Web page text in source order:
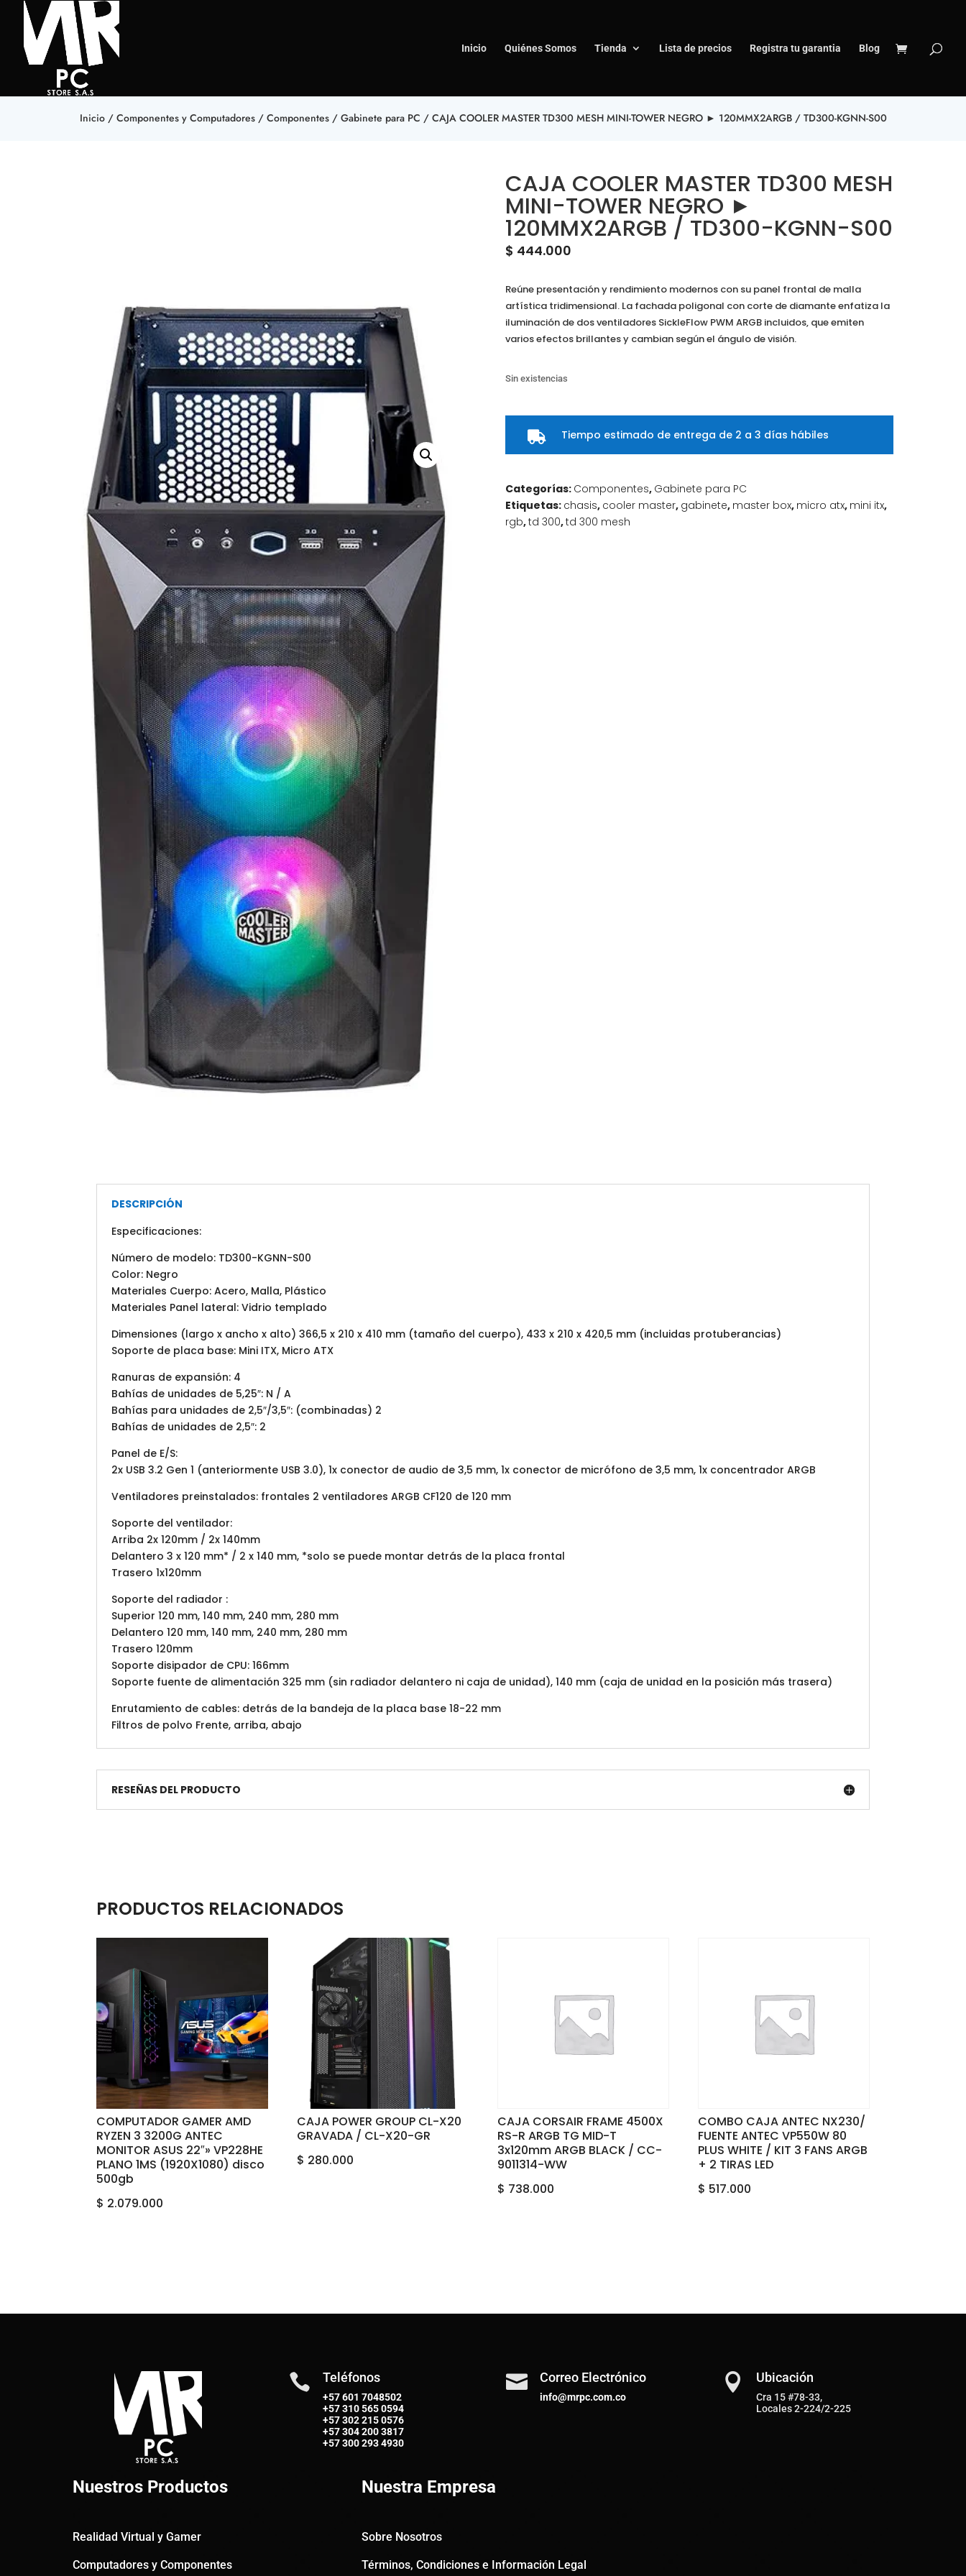
Inicio Quiénes Somos Tienda Lista de precios Registra tu garantia Blog
Inicio/ Componentes y Computadores/ Componentes/ Gabinete para PC / CAJA COOLER MASTER TD300 ‎MESH MINI-TOWER NEGRO ‎►‎ 120MM‎X‎2‎ARGB /‎ TD300-KGNN-S00
CAJA COOLER MASTER TD300 ‎MESH
MINI-TOWER NEGRO ‎►‎
120MM‎X‎2‎ARGB /‎ TD300-KGNN-S00
$ 444.000
Reúne presentación y rendimiento modernos con su panel frontal de malla
artística tridimensional. La fachada poligonal con corte de diamante enfatiza la
iluminación de dos ventiladores SickleFlow PWM ARGB incluidos, que emiten
varios efectos brillantes y cambian según el ángulo de visión.
Sin existencias
 Tiempo estimado de entrega de 2 a 3 días hábiles
Categorías: Componentes, Gabinete para PC
Etiquetas: chasis, cooler master, gabinete, master box, micro atx, mini itx,
rgb,td 300,td 300 mesh
DESCRIPCIÓN
Especificaciones:
Número de modelo: TD300-KGNN-S00
Color: Negro
Materiales Cuerpo: Acero, Malla, Plástico
Materiales Panel lateral: Vidrio templado
Dimensiones (largo x ancho x alto) 366,5 x 210 x 410 mm (tamaño del cuerpo), 433 x 210 x 420,5 mm (incluidas protuberancias)
Soporte de placa base: Mini ITX, Micro ATX
Ranuras de expansión: 4
Bahías de unidades de 5,25″: N / A
Bahías para unidades de 2,5″/3,5″: (combinadas) 2
Bahías de unidades de 2,5″: 2
Panel de E/S:
2x USB 3.2 Gen 1 (anteriormente USB 3.0), 1x conector de audio de 3,5 mm, 1x conector de micrófono de 3,5 mm, 1x concentrador ARGB
Ventiladores preinstalados: frontales 2 ventiladores ARGB CF120 de 120 mm
Soporte del ventilador:
Arriba 2x 120mm / 2x 140mm
Delantero 3 x 120 mm* / 2 x 140 mm, *solo se puede montar detrás de la placa frontal
Trasero 1x120mm
Soporte del radiador :
Superior 120 mm, 140 mm, 240 mm, 280 mm
Delantero 120 mm, 140 mm, 240 mm, 280 mm
Trasero 120mm
Soporte disipador de CPU: 166mm
Soporte fuente de alimentación 325 mm (sin radiador delantero ni caja de unidad), 140 mm (caja de unidad en la posición más trasera)
Enrutamiento de cables: detrás de la bandeja de la placa base 18-22 mm
Filtros de polvo Frente, arriba, abajo
RESEÑAS DEL PRODUCTO
PRODUCTOS RELACIONADOS
COMPUTADOR GAMER AMD
RYZEN 3 3200G ANTEC
MONITOR ASUS 22″» VP228HE
PLANO 1MS (1920X1080) disco
500gb
$ 2.079.000
CAJA POWER GROUP CL-X20
GRAVADA / CL-X20-GR
$ 280.000
CAJA CORSAIR FRAME 4500X
RS-R ARGB TG MID-T
3x120mm ARGB BLACK / CC-
9011314-WW
$ 738.000
COMBO CAJA ANTEC NX230/
FUENTE ANTEC VP550W 80
PLUS WHITE / KIT 3 FANS ARGB
+ 2 TIRAS LED
$ 517.000
 Teléfonos
+57 601 7048502
+57310 565 0594
+57302 215 0576
+57304 200 3817
+57300 293 4930
 Correo Electrónico
info@mrpc.com.co
 Ubicación
Cra 15 #78-33,
Locales 2-224/2-225
Nuestros Productos
Realidad Virtual y Gamer
Computadores y Componentes
Nuestra Empresa
Sobre Nosotros
Términos, Condiciones e Información Legal